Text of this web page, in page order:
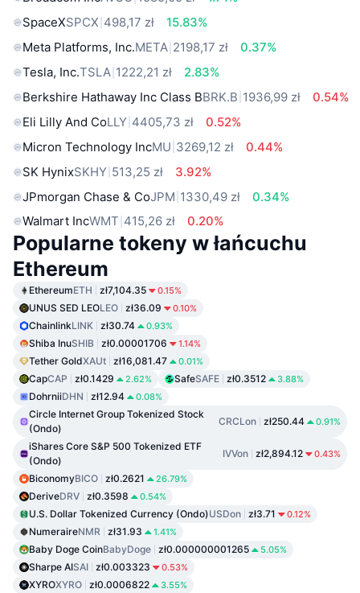
SpaceXSPCX 498,17 zł
15.83%
Meta Platforms, Inc.META 2198,17 zł
0.37%
Tesla, Inc.TSLA 1222,21 zł
2.83%
Berkshire Hathaway Inc Class BBRK.B 1936,99 zł
0.54%
Eli Lilly And CoLLY 4405,73 zł
0.52%
Micron Technology IncMU 3269,12 zł
0.44%
SK HynixSKHY 513,25 zł
3.92%
JPmorgan Chase & CoJPM 1330,49 zł
0.34%
Walmart IncWMT 415,26 zł 0.20%
Popularne tokeny w łańcuchu
Ethereum
EthereumETH zł7,104.35 0.15%
UNUS SED LEOLEO zł36.09 0.10%
ChainlinkLINK zł30.74 0.93%
Shiba InuSHIB zł0.00001706 1.14%
Tether GoldXAUt zł16,081.47 0.01%
CapCAP zł0.1429 2.62% SafeSAFE zł0.3512 3.88%
DohrniiDHN zł12.94 0.08%
Circle Internet Group Tokenized Stock
(Ondo)
CRCLon zł250.44 0.91%
iShares Core S&P 500 Tokenized ETF
(Ondo)
IVVon zł2,894.12 0.43%
BiconomyBICO zł0.2621 26.79%
DeriveDRV zł0.3598 0.54%
U.S. Dollar Tokenized Currency (Ondo)USDon zł3.71 0.12%
NumeraireNMR zł31.93 1.41%
Baby Doge CoinBabyDoge zł0.000000001265 5.05%
Sharpe AISAI zł0.003323 0.53%
XYROXYRO zł0.0006822 3.55%